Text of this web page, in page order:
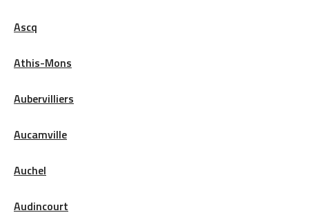
Ascq
Athis-Mons
Aubervilliers
Aucamville
Auchel
Audincourt